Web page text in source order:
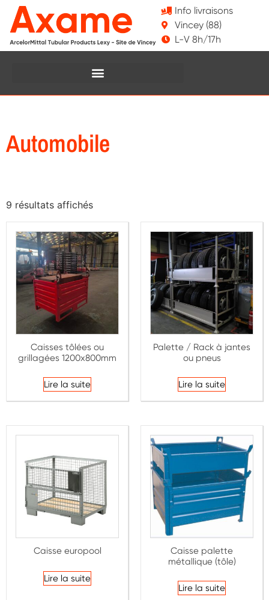
Info livraisons
Vincey (88)
L-V 8h/17h
Automobile
9 résultats affichés
Caisses tôlées ou
grillagées 1200x800mm
Lire la suite
Palette / Rack à jantes
ou pneus
Lire la suite
Caisse europool
sur
Lire la suite
Caisse palette
métallique (tôle)
Lire la suite